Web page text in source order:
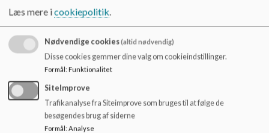
i
EAN NR. 5798004464113
Tilgængelighedserklæring
Sitemap
Cookie politik
Læs mere icookiepolitik.
Nødvendige cookies(altid nødvendig)
Disse cookies gemmer dine valg om cookieindstillinger.
Formål: Funktionalitet
SiteImprove
Trafikanalyse fra Siteimprove som bruges til at følge de
besøgendes brug af siderne
Formål: Analyse